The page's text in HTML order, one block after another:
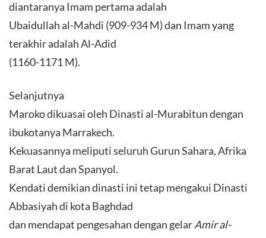
diantaranya Imam pertama adalah
Ubaidullah al-Mahdi (909-934 M) dan Imam yang
terakhir adalah Al-Adid
(1160-1171 M).
Selanjutnya
Maroko dikuasai oleh Dinasti al-Murabitun dengan
ibukotanya Marrakech.
Kekuasannya meliputi seluruh Gurun Sahara, Afrika
Barat Laut dan Spanyol.
Kendati demikian dinasti ini tetap mengakui Dinasti
Abbasiyah di kota Baghdad
dan mendapat pengesahan dengan gelarAmir al-